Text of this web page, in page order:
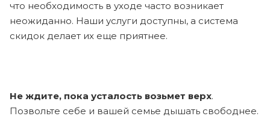
что необходимость в уходе часто возникает
неожиданно. Наши услуги доступны, а система
скидок делает их еще приятнее.
Не ждите, пока усталость возьмет верх.
Позвольте себе и вашей семье дышать свободнее.